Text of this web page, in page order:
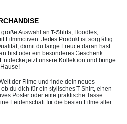
Auswahl an T-Shirts, Hoodies,
Filmmotiven. Jedes Produkt ist sorgfältig
damit du lange Freude daran hast.
bist oder ein besonderes Geschenk
jetzt unsere Kollektion und bringe
der Filme und finde dein neues
du dich für ein stylisches T-Shirt, einen
Poster oder eine praktische Tasse
Leidenschaft für die besten Filme aller